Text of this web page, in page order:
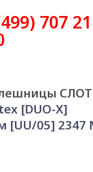
707 21
[DUO-X]
[UU/05]